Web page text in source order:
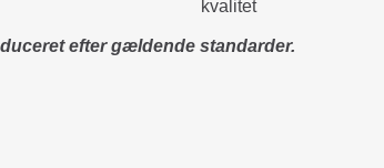
efter gældende standarder.